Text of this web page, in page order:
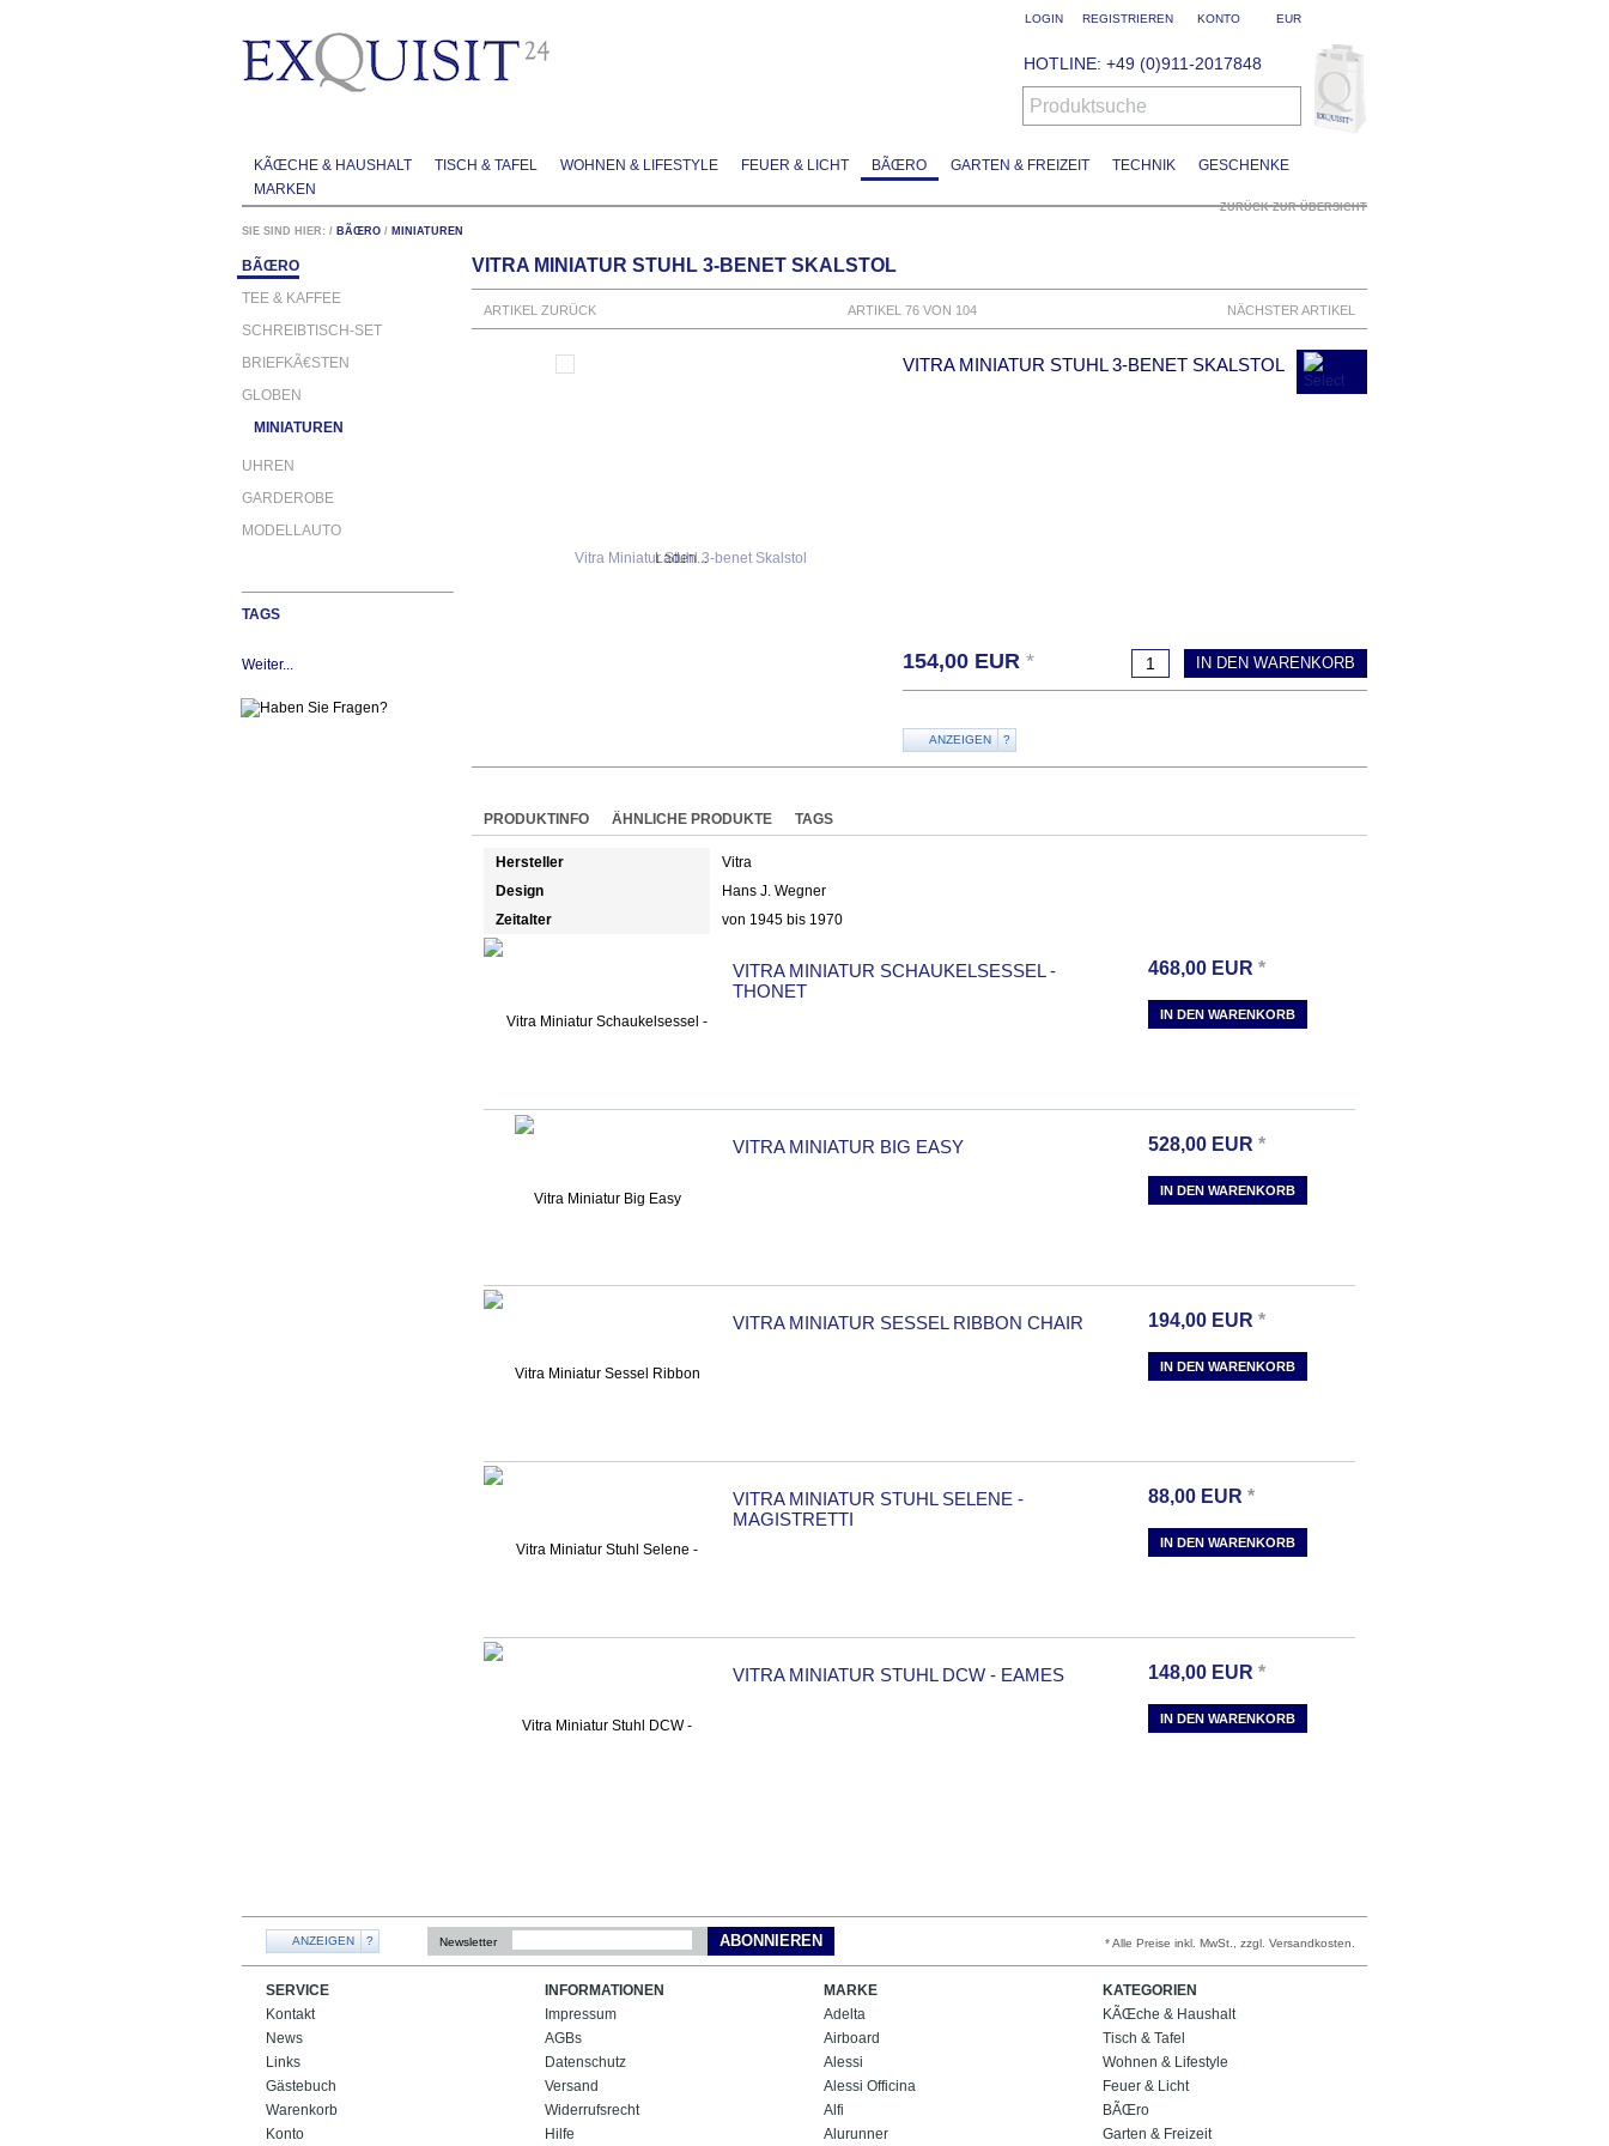
EUR
KONTO
LOGIN REGISTRIEREN
KÃŒCHE & HAUSHALT TISCH & TAFEL WOHNEN & LIFESTYLE FEUER & LICHT BÃŒRO GARTEN & FREIZEIT TECHNIK
GESCHENKE
MARKEN
HOTLINE: +49 (0)911-2017848
Produktsuche
SIE SIND HIER: / BÃŒRO / MINIATUREN
BÃŒRO
TEE & KAFFEE
SCHREIBTISCH-SET
BRIEFKÃ€STEN
GLOBEN
MINIATUREN
UHREN
GARDEROBE
MODELLAUTO
TAGS
Weiter...
ZURÜCK ZUR ÜBERSICHT
VITRA MINIATUR STUHL 3-BENET SKALSTOL
ARTIKEL ZURÜCK ARTIKEL 76 VON 104 NÄCHSTER ARTIKEL
Laden...
VITRA MINIATUR STUHL 3-BENET SKALSTOL
154,00 EUR * IN DEN WARENKORB
ANZEIGEN ?
PRODUKTINFO ÄHNLICHE PRODUKTE TAGS
Hersteller
Vitra
Design
Hans J. Wegner
Zeitalter
von 1945 bis 1970
VITRA MINIATUR SCHAUKELSESSEL -
THONET
468,00 EUR *
IN DEN WARENKORB
VITRA MINIATUR BIG EASY 528,00 EUR *
IN DEN WARENKORB
VITRA MINIATUR SESSEL RIBBON CHAIR 194,00 EUR *
IN DEN WARENKORB
VITRA MINIATUR STUHL SELENE -
MAGISTRETTI
88,00 EUR *
IN DEN WARENKORB
VITRA MINIATUR STUHL DCW - EAMES 148,00 EUR *
IN DEN WARENKORB
ANZEIGEN ? Newsletter ABONNIEREN * Alle Preise inkl. MwSt., zzgl. Versandkosten.
SERVICE
Kontakt
News
Links
Gästebuch
Warenkorb
Konto
INFORMATIONEN
Impressum
AGBs
Datenschutz
Versand
Widerrufsrecht
Hilfe
MARKE
Adelta
Airboard
Alessi
Alessi Officina
Alfi
Alurunner
KATEGORIEN
KÃŒche & Haushalt
Tisch & Tafel
Wohnen & Lifestyle
Feuer & Licht
BÃŒro
Garten & Freizeit